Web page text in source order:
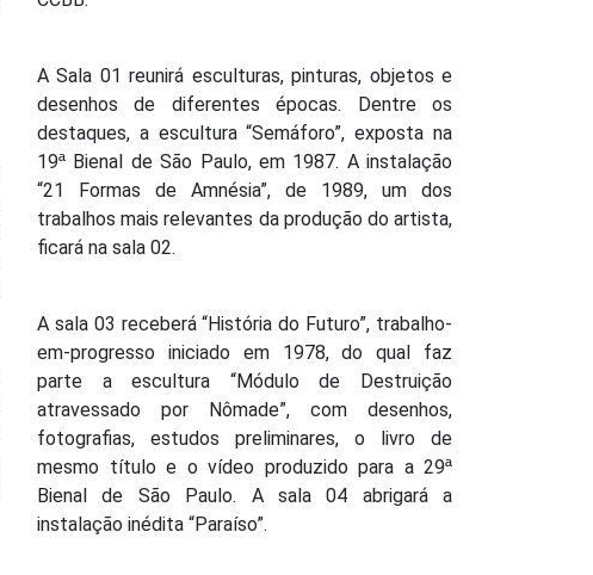
A Sala 01 reunirá esculturas, pinturas, objetos e
desenhos de diferentes épocas. Dentre os
destaques, a escultura “Semáforo”, exposta na
19ª Bienal de São Paulo, em 1987. A instalação
“21 Formas de Amnésia”, de 1989, um dos
trabalhos mais relevantes da produção do artista,
ficará na sala 02.
A sala 03 receberá “História do Futuro”, trabalho-
em-progresso iniciado em 1978, do qual faz
parte a escultura “Módulo de Destruição
atravessado por Nômade”, com desenhos,
fotografias, estudos preliminares, o livro de
mesmo título e o vídeo produzido para a 29ª
Bienal de São Paulo. A sala 04 abrigará a
instalação inédita “Paraíso”.